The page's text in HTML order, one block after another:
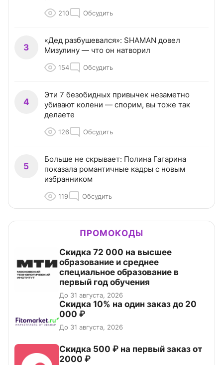
210 Обсудить
3
«Дед разбушевался»: SHAMAN довел
Мизулину — что он натворил
154 Обсудить
4
Эти 7 безобидных привычек незаметно
убивают колени — спорим, вы тоже так
делаете
126 Обсудить
5
Больше не скрывает: Полина Гагарина
показала романтичные кадры с новым
избранником
119 Обсудить
ПРОМОКОДЫ
Скидка 72 000 на высшее
образование и среднее
специальное образование в
первый год обучения
До 31 августа, 2026
Скидка 10% на один заказ до 20
000 ₽
До 31 августа, 2026
Скидка 500 ₽ на первый заказ от
2000 ₽